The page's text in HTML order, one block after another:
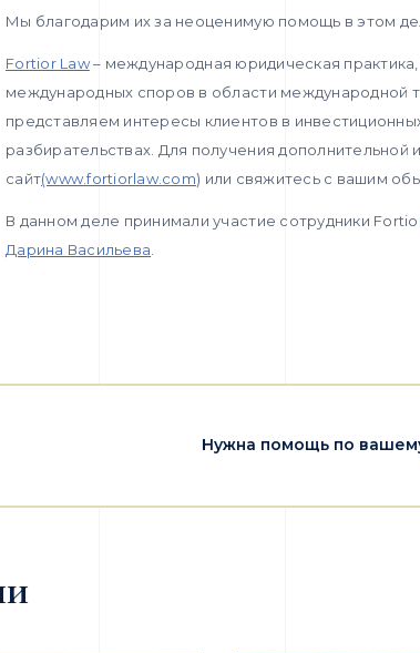
Мы благодарим их за неоценимую помощь в этом
Fortior Law– международная юридическая
международных споров в области международной
представляем интересы клиентов в
разбирательствах. Для получения
сайт(www.fortiorlaw.com) или свяжитесь с вашим
В данном деле принимали участие сотрудники
Дарина Васильева
Нужна помощь по